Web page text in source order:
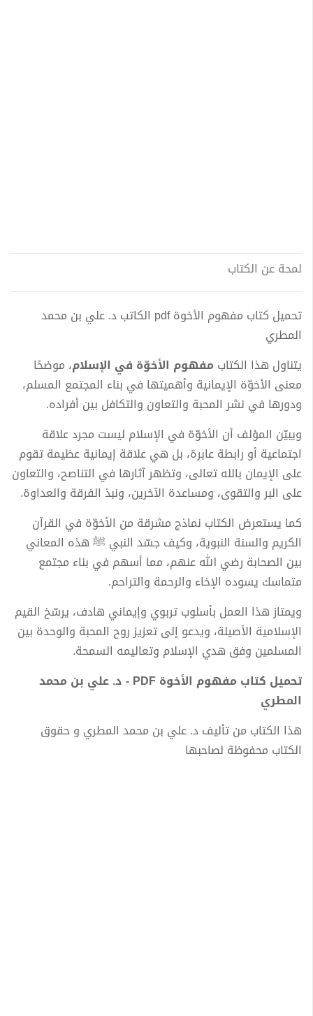
لمحة عن الكتاب
تحميل كتاب مفهوم الأخوة pdf الكاتب د. علي بن محمد
المطري
يتناول هذا الكتاب مفهوم الأخوّة في الإسلام، موضحًا
معنى الأخوّة الإيمانية وأهميتها في بناء المجتمع المسلم،
ودورها في نشر المحبة والتعاون والتكافل بين أفراده.
ويبيّن المؤلف أن الأخوّة في الإسلام ليست مجرد علاقة
اجتماعية أو رابطة عابرة، بل هي علاقة إيمانية عظيمة تقوم
على الإيمان بالله تعالى، وتظهر آثارها في التناصح، والتعاون
على البر والتقوى، ومساعدة الآخرين، ونبذ الفرقة والعداوة.
كما يستعرض الكتاب نماذج مشرقة من الأخوّة في القرآن
الكريم والسنة النبوية، وكيف جسّد النبي ﷺ هذه المعاني
بين الصحابة رضي الله عنهم، مما أسهم في بناء مجتمع
متماسك يسوده الإخاء والرحمة والتراحم.
ويمتاز هذا العمل بأسلوب تربوي وإيماني هادف، يرسّخ القيم
الإسلامية الأصيلة، ويدعو إلى تعزيز روح المحبة والوحدة بين
المسلمين وفق هدي الإسلام وتعاليمه السمحة.
تحميل كتاب مفهوم الأخوة PDF - د. علي بن محمد
المطري
هذا الكتاب من تأليف د. علي بن محمد المطري و حقوق
الكتاب محفوظة لصاحبها